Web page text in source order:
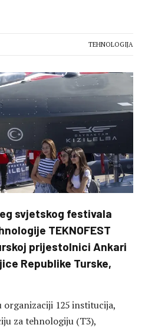
TEHNOLOGIJA
svjetskog festivala
TEKNOFEST
prijestolnici Ankari
Republike Turske,
organizaciji 125 institucija,
za tehnologiju (T3),